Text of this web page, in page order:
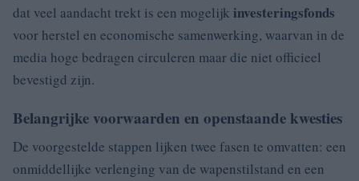
dat veel aandacht trekt is een mogelijk investeringsfonds
voor herstel en economische samenwerking, waarvan in de
media hoge bedragen circuleren maar die niet officieel
bevestigd zijn.
Belangrijke voorwaarden en openstaande kwesties
De voorgestelde stappen lijken twee fasen te omvatten: een
onmiddellijke verlenging van de wapenstilstand en een